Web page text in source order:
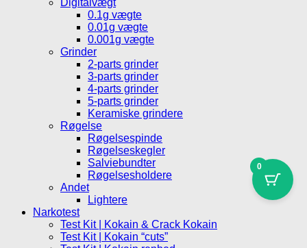
Digitalvægt
0.1g vægte
0.01g vægte
0.001g vægte
Grinder
2-parts grinder
3-parts grinder
4-parts grinder
5-parts grinder
Keramiske grindere
Røgelse
Røgelsespinde
Røgelseskegler
Salviebundter
Røgelsesholdere
Andet
Lightere
Narkotest
Test Kit | Kokain & Crack Kokain
Test Kit | Kokain “cuts”
0